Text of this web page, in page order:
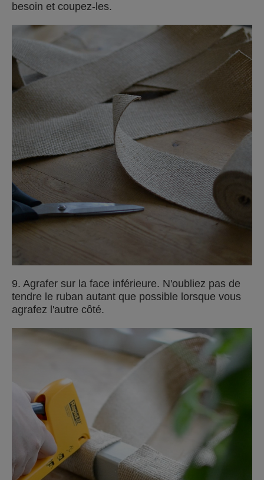
besoin et coupez-les.
9. Agrafer sur la face inférieure. N'oubliez pas de
tendre le ruban autant que possible lorsque vous
agrafez l'autre côté.